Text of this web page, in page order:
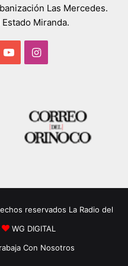
Las Mercedes.
Miranda.
YouTubeInstagram
reservados La Radio del
WG DIGITAL
Con Nosotros